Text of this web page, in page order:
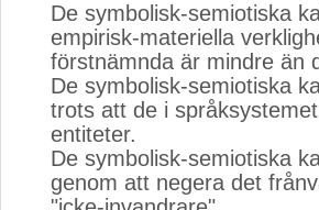
De symbolisk-semiotiska
empirisk-materiella
förstnämnda är mindre än
De symbolisk-semiotiska
trots att de i
entiteter.
De symbolisk-semiotiska
genom att negera det